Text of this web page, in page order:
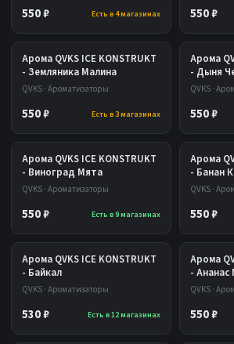
550 ₽ Есть в 4 магазинах 550 ₽
Арома QVKS ICE KONSTRUKT
- Земляника Малина
QVKS · Ароматизаторы
550 ₽ Есть в 3 магазинах
Арома
- Дыня
QVKS ·
550 ₽
Арома QVKS ICE KONSTRUKT
- Виноград Мята
QVKS · Ароматизаторы
550 ₽ Есть в 9 магазинах
Арома
- Банан
QVKS ·
550 ₽
Арома QVKS ICE KONSTRUKT
- Байкал
QVKS · Ароматизаторы
530 ₽ Есть в 12 магазинах
Арома
-
QVKS ·
550 ₽